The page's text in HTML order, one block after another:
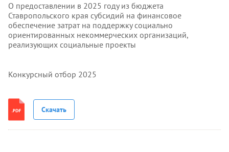
О предоставлении в 2025 году из бюджета
Ставропольского края субсидий на финансовое
обеспечение затрат на поддержку социально
ориентированных некоммерческих организаций,
реализующих социальные проекты
Конкурсный отбор 2025
Скачать